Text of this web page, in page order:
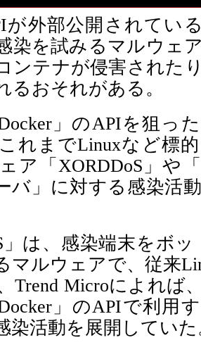
が外部公開されてい
染を試みるマルウェ
ンテナが侵害された
るおそれがある。
」のAPIを狙っ
れまでLinuxなど標
ア「XORDDoS」や
バ」に対する感染活
」は、感染端末をボ
マルウェアで、従来
Trend Microによれば
」のAPIで利用
染活動を展開してい